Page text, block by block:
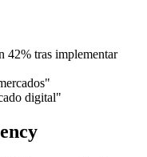
42% tras implementar
digital"